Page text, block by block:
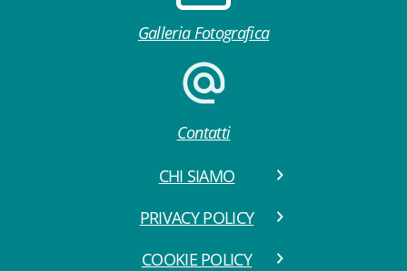
Galleria Fotografica
Contatti
CHI SIAMO
PRIVACY POLICY
COOKIE POLICY